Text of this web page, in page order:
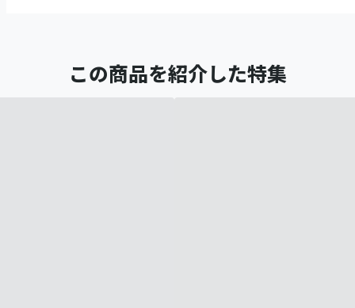
この商品を紹介した特集